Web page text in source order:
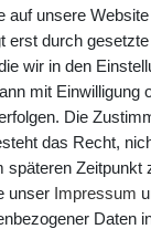
Facebook
auf unsere
erst durch
wir in den
mit Einwilligung
Die
das Recht,
späteren Zeitpunkt
unser Impressum
Daten